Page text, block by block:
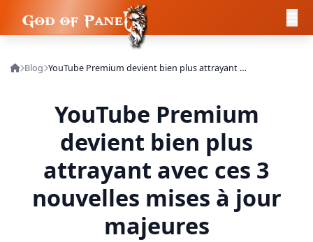
Blog YouTube Premium devient bien plus attrayant avec ces 3 nouvelles mises à jour majeures
YouTube Premium
devient bien plus
attrayant avec ces 3
nouvelles mises à jour
majeures